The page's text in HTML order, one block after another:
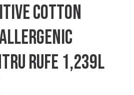
cotton
rufe 1,239l